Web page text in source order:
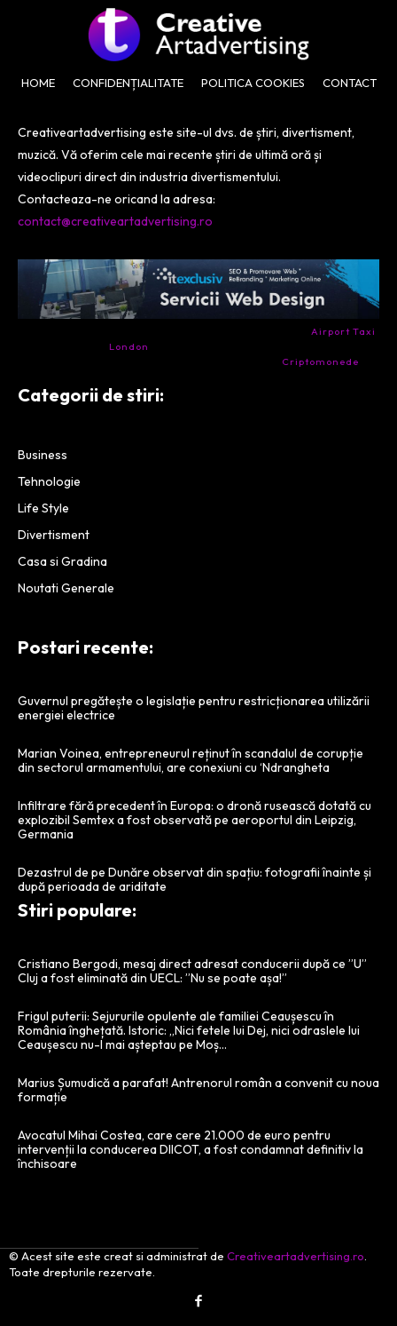
HOME CONFIDENȚIALITATE POLITICA COOKIES CONTACT
Creativeartadvertising este site-ul dvs. de știri, divertisment,
muzică. Vă oferim cele mai recente știri de ultimă oră și
videoclipuri direct din industria divertismentului.
Contacteaza-ne oricand la adresa:
contact@creativeartadvertising.ro
Airport Taxi
London
Criptomonede
Categorii de stiri:
Business
Tehnologie
Life Style
Divertisment
Casa si Gradina
Noutati Generale
Postari recente:
Guvernul pregătește o legislație pentru restricționarea utilizării
energiei electrice
Marian Voinea, entrepreneurul reținut în scandalul de corupție
din sectorul armamentului, are conexiuni cu ‘Ndrangheta
Infiltrare fără precedent în Europa: o dronă rusească dotată cu
explozibil Semtex a fost observată pe aeroportul din Leipzig,
Germania
Dezastrul de pe Dunăre observat din spațiu: fotografii înainte și
după perioada de ariditate
Stiri populare:
Cristiano Bergodi, mesaj direct adresat conducerii după ce ”U”
Cluj a fost eliminată din UECL: ”Nu se poate așa!”
Frigul puterii: Sejururile opulente ale familiei Ceaușescu în
România înghețată. Istoric: „Nici fetele lui Dej, nici odraslele lui
Ceaușescu nu-l mai așteptau pe Moș...
Marius Șumudică a parafat! Antrenorul român a convenit cu noua
formație
Avocatul Mihai Costea, care cere 21.000 de euro pentru
intervenții la conducerea DIICOT, a fost condamnat definitiv la
închisoare
© Acest site este creat si administrat de Creativeartadvertising.ro.
Toate drepturile rezervate.